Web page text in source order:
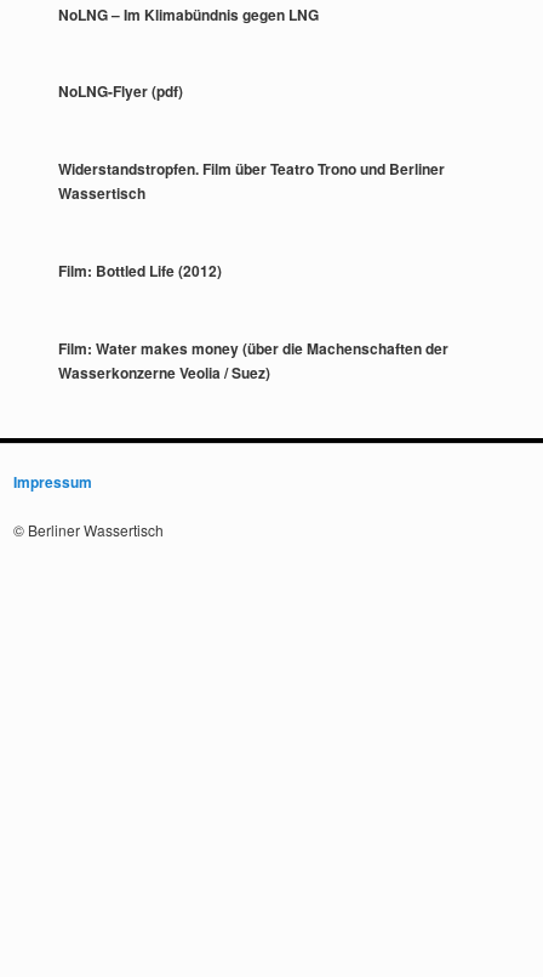
NoLNG – Im Klimabündnis gegen LNG
NoLNG-Flyer (pdf)
Widerstandstropfen. Film über Teatro Trono und Berliner
Wassertisch
Film: Bottled Life (2012)
Film: Water makes money (über die Machenschaften der
Wasserkonzerne Veolia / Suez)
Impressum
© Berliner Wassertisch